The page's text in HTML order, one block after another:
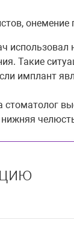
онемение
Такие
имплант
нижняя